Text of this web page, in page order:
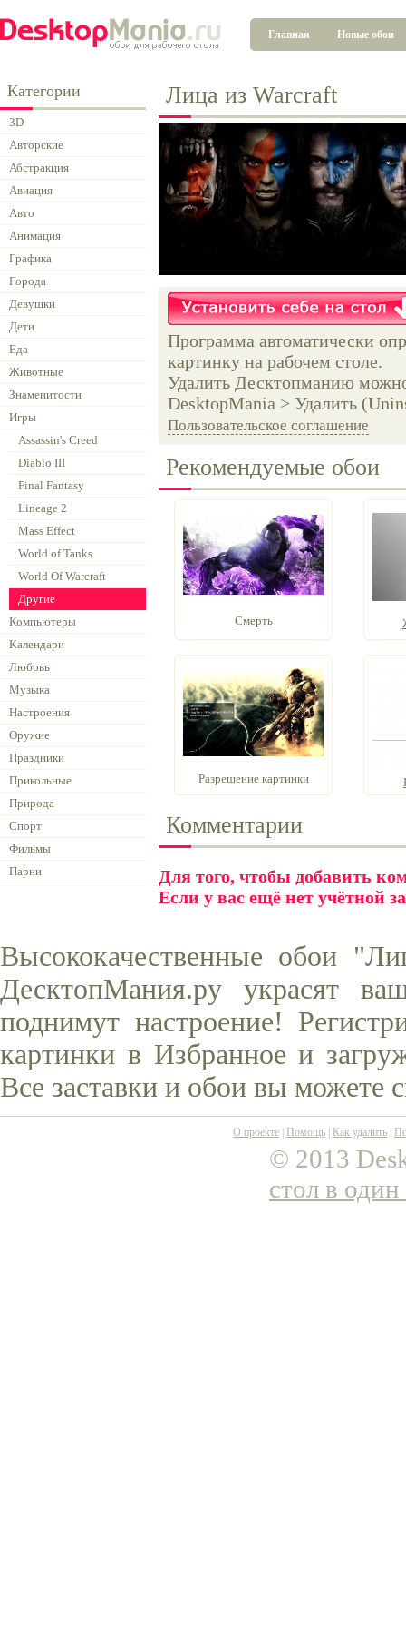
Главная Новые обои
Категории
3D
Авторские
Абстракция
Авиация
Авто
Анимация
Графика
Города
Девушки
Дети
Еда
Животные
Знаменитости
Игры
Assassin's Creed
Diablo III
Final Fantasy
Lineage 2
Mass Effect
World of Tanks
World Of Warcraft
Другие
Компьютеры
Календари
Любовь
Музыка
Настроения
Оружие
Праздники
Прикольные
Природа
Спорт
Фильмы
Парни
Лица из Warcraft
Программа автоматически
картинку на рабочем столе.
Удалить Десктопманию
DesktopMania > Удалить
Пользовательское соглашение
Рекомендуемые обои
Смерть
Разрешение картинки
Комментарии
Для того, чтобы добавить
Если у вас ещё нет учётной
Высококачественные обои
ДесктопМания.ру украсят
поднимут настроение!
картинки в Избранное и
Все заставки и обои вы можете
О проекте Помощь Как удалить
© 2013
стол в